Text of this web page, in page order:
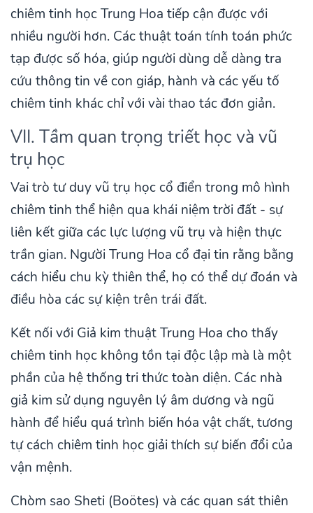
chiêm tinh học Trung Hoa tiếp cận được với
nhiều người hơn. Các thuật toán tính toán phức
tạp được số hóa, giúp người dùng dễ dàng tra
cứu thông tin về con giáp, hành và các yếu tố
chiêm tinh khác chỉ với vài thao tác đơn giản.
VII. Tầm quan trọng triết học và vũ
trụ học
Vai trò tư duy vũ trụ học cổ điển trong mô hình
chiêm tinh thể hiện qua khái niệm trời đất - sự
liên kết giữa các lực lượng vũ trụ và hiện thực
trần gian. Người Trung Hoa cổ đại tin rằng bằng
cách hiểu chu kỳ thiên thể, họ có thể dự đoán và
điều hòa các sự kiện trên trái đất.
Kết nối với Giả kim thuật Trung Hoa cho thấy
chiêm tinh học không tồn tại độc lập mà là một
phần của hệ thống tri thức toàn diện. Các nhà
giả kim sử dụng nguyên lý âm dương và ngũ
hành để hiểu quá trình biến hóa vật chất, tương
tự cách chiêm tinh học giải thích sự biến đổi của
vận mệnh.
Chòm sao Sheti (Boötes) và các quan sát thiên